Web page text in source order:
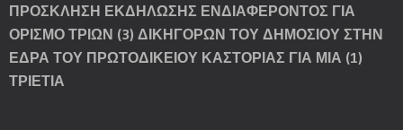
ΠΡΟΣΚΛΗΣΗ ΕΚΔΗΛΩΣΗΣ ΕΝΔΙΑΦΕΡΟΝΤΟΣ ΓΙΑ
ΟΡΙΣΜΟ ΤΡΙΩΝ (3) ΔΙΚΗΓΟΡΩΝ ΤΟΥ ΔΗΜΟΣΙΟΥ ΣΤΗΝ
ΕΔΡΑ ΤΟΥ ΠΡΩΤΟΔΙΚΕΙΟΥ ΚΑΣΤΟΡΙΑΣ ΓΙΑ ΜΙΑ (1)
ΤΡΙΕΤΙΑ